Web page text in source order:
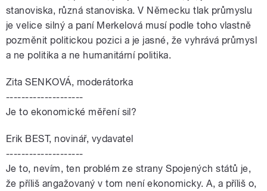
stanoviska, různá stanoviska. V Německu tlak průmyslu
je velice silný a paní Merkelová musí podle toho vlastně
pozměnit politickou pozici a je jasné, že vyhrává průmysl
a ne politika a ne humanitární politika.
Zita SENKOVÁ, moderátorka
--------------------
Je to ekonomické měření sil?
Erik BEST, novinář, vydavatel
--------------------
Je to, nevím, ten problém ze strany Spojených států je,
že příliš angažovaný v tom není ekonomicky. A, a příliš o,